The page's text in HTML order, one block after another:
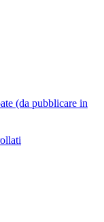
(da pubblicare in